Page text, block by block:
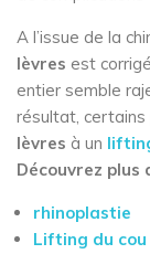
A l’issue de la
lèvres est
entier semble
résultat,
lèvres à un
Découvrez
rhinoplastie
Lifting du cou